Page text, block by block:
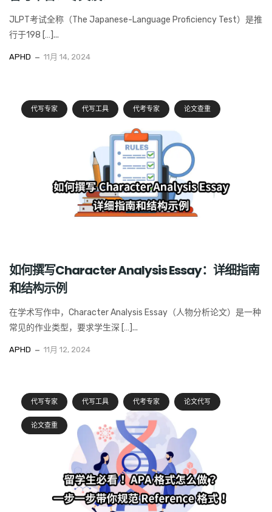
JLPT考试全称（The Japanese-Language Proficiency Test）是推
行于198 […]...
APHD 11月 14, 2024
代写专家 代写工具 代考专家 论文查重
如何撰写Character Analysis Essay：详细指南
和结构示例
在学术写作中，Character Analysis Essay（人物分析论文）是一种
常见的作业类型，要求学生深 […]...
APHD 11月 12, 2024
代写专家 代写工具 代考专家 论文代写
论文查重